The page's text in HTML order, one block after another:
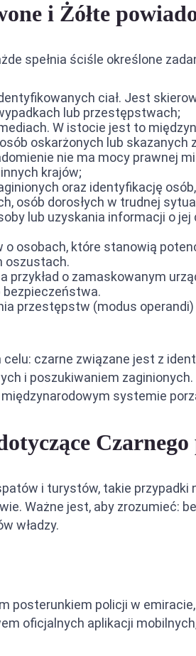
i Żółte
spełnia ściśle określone
ciał. Jest
lub przestępstwach;
W istocie jest to
oskarżonych lub
nie ma mocy prawnej
krajów;
oraz identyfikację
osób dorosłych w trudnej
lub uzyskania informacji o
o osobach, które stanowią
oszustach.
przykład o zamaskowanym
przestępstw (modus
czarne związane jest z
i poszukiwaniem
systemie
i turystów, takie
Ważne jest, aby zrozumieć:
władzy.
posterunkiem policji w
oficjalnych aplikacji